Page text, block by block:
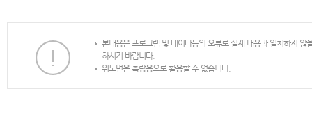
본내용은 프로그램 및 데이타등의 오류로 실제 내용과 일치하지
하시기 바랍니다.
위도면은 측량용으로 활용할 수 없습니다.